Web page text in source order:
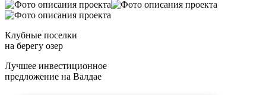
Клубные поселки
на берегу озер
Лучшее инвестиционное
предложение на Валдае